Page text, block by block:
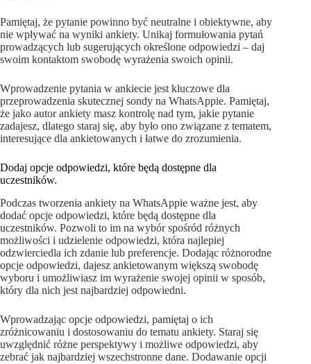
Pamiętaj, że pytanie powinno być neutralne i obiektywne, aby
nie wpływać na wyniki ankiety. Unikaj formułowania pytań
prowadzących lub sugerujących określone odpowiedzi – daj
swoim kontaktom swobodę wyrażenia swoich opinii.
Wprowadzenie pytania w ankiecie jest kluczowe dla
przeprowadzenia skutecznej sondy na WhatsAppie. Pamiętaj,
że jako autor ankiety masz kontrolę nad tym, jakie pytanie
zadajesz, dlatego staraj się, aby było ono związane z tematem,
interesujące dla ankietowanych i łatwe do zrozumienia.
Dodaj opcje odpowiedzi, które będą dostępne dla
uczestników.
Podczas tworzenia ankiety na WhatsAppie ważne jest, aby
dodać opcje odpowiedzi, które będą dostępne dla
uczestników. Pozwoli to im na wybór spośród różnych
możliwości i udzielenie odpowiedzi, która najlepiej
odzwierciedla ich zdanie lub preferencje. Dodając różnorodne
opcje odpowiedzi, dajesz ankietowanym większą swobodę
wyboru i umożliwiasz im wyrażenie swojej opinii w sposób,
który dla nich jest najbardziej odpowiedni.
Wprowadzając opcje odpowiedzi, pamiętaj o ich
zróżnicowaniu i dostosowaniu do tematu ankiety. Staraj się
uwzględnić różne perspektywy i możliwe odpowiedzi, aby
zebrać jak najbardziej wszechstronne dane. Dodawanie opcji